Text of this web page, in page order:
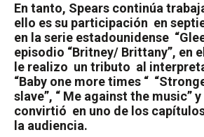
En tanto, Spears continúa
ello es su participación en
en la serie estadounidense
episodio “Britney/ Brittany”, en
le realizo un tributo al
“Baby one more times “
slave”, “ Me against the music” y
convirtió en uno de los
la audiencia.